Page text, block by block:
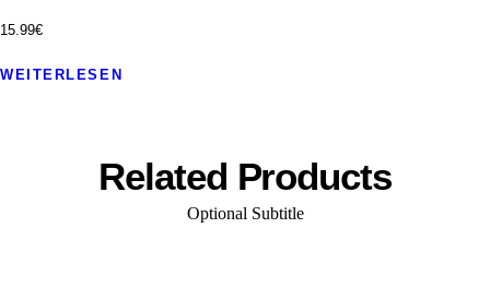
15.99€
WEITERLESEN
Related Products
Optional Subtitle